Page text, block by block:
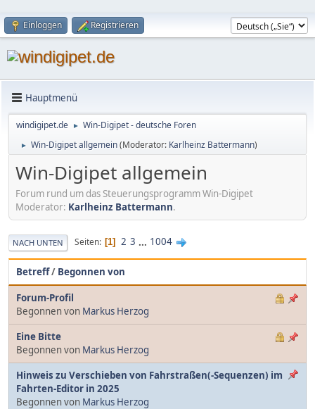
Einloggen Registrieren
Hauptmenü
windigipet.de ► Win-Digipet - deutsche Foren
► Win-Digipet allgemein(Moderator: Karlheinz Battermann)
Win-Digipet allgemein
Forum rund um das Steuerungsprogramm Win-Digipet
Moderator: Karlheinz Battermann.
NACH UNTEN Seiten 1 2 3 ... 1004
Betreff/ Begonnen von
Forum-Profil
Begonnen von Markus Herzog
Eine Bitte
Begonnen von Markus Herzog
Hinweis zu Verschieben von Fahrstraßen(-Sequenzen) im
Fahrten-Editor in 2025
Begonnen von Markus Herzog